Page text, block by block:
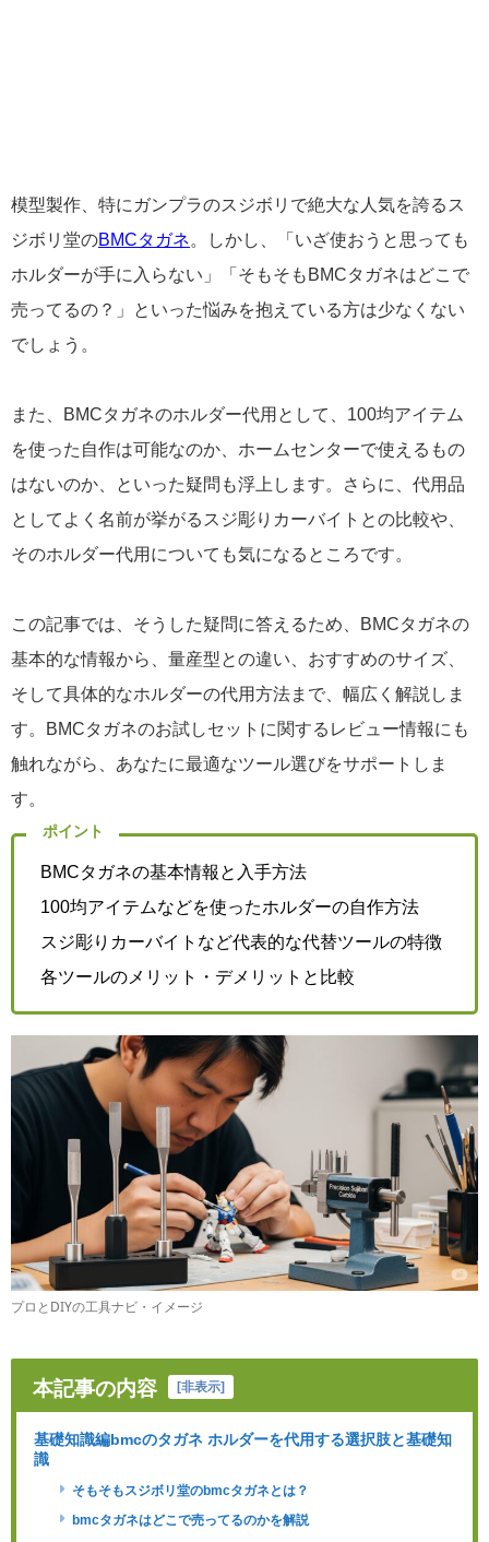
模型製作、特にガンプラのスジボリで絶大な人気を誇るス
ジボリ堂のBMCタガネ 。しかし、「いざ使おうと思っても
ホルダーが手に入らない」「そもそもBMCタガネはどこで
売ってるの？」といった悩みを抱えている方は少なくない
でしょう。
また、BMCタガネのホルダー代用として、100均アイテム
を使った自作は可能なのか、ホームセンターで使えるもの
はないのか、といった疑問も浮上します。さらに、代用品
としてよく名前が挙がるスジ彫りカーバイトとの比較や、
そのホルダー代用についても気になるところです。
この記事では、そうした疑問に答えるため、BMCタガネの
基本的な情報から、量産型との違い、おすすめのサイズ、
そして具体的なホルダーの代用方法まで、幅広く解説しま
す。BMCタガネのお試しセットに関するレビュー情報にも
触れながら、あなたに最適なツール選びをサポートしま
す。
ポイント
BMCタガネの基本情報と入手方法
100均アイテムなどを使ったホルダーの自作方法
スジ彫りカーバイトなど代表的な代替ツールの特徴
各ツールのメリット・デメリットと比較
プロとDIYの工具ナビ・イメージ
本記事の内容 [非表示]
基礎知識編bmcのタガネ ホルダーを代用する選択肢と基礎知
識
そもそもスジボリ堂のbmcタガネとは？
bmcタガネはどこで売ってるのかを解説